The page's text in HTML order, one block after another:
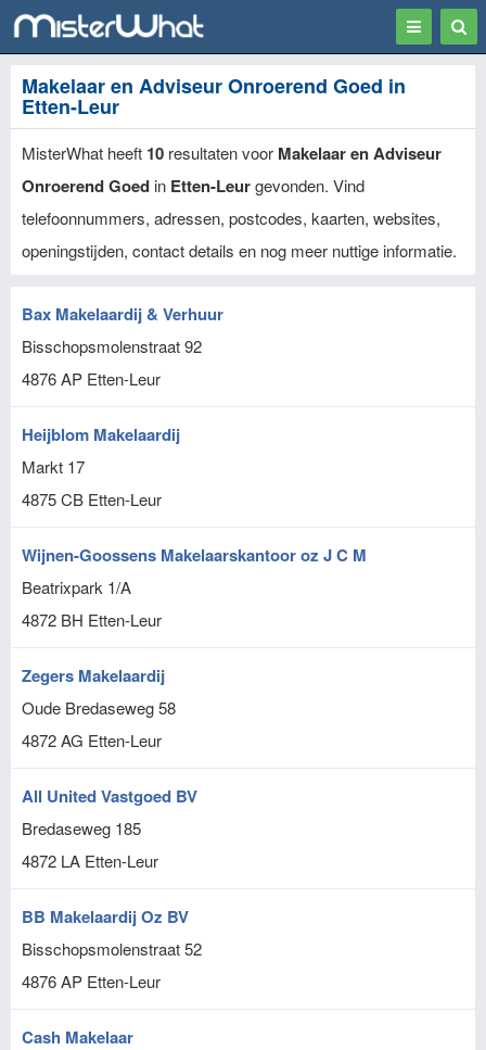
Toggle
Makelaar en Adviseur Onroerend Goed in
Etten-Leur
MisterWhat heeft 10 resultaten voor Makelaar en Adviseur
Onroerend Goed in Etten-Leurgevonden. Vind
telefoonnummers, adressen, postcodes, kaarten, websites,
openingstijden, contact details en nog meer nuttige informatie.
Bax Makelaardij & Verhuur
Bisschopsmolenstraat 92
4876 AP Etten-Leur
Heijblom Makelaardij
Markt 17
4875 CB Etten-Leur
Wijnen-Goossens Makelaarskantoor oz J C M
Beatrixpark 1/A
4872 BH Etten-Leur
Zegers Makelaardij
Oude Bredaseweg 58
4872 AG Etten-Leur
All United Vastgoed BV
Bredaseweg 185
4872 LA Etten-Leur
BB Makelaardij Oz BV
Bisschopsmolenstraat 52
4876 AP Etten-Leur
Cash Makelaar